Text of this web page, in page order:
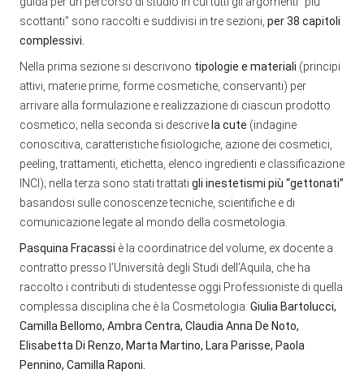
scottanti” sono raccolti e suddivisi in tre sezioni, per 38 capitoli
complessivi.
Nella prima sezione si descrivono tipologie e materiali (principi
attivi, materie prime, forme cosmetiche, conservanti) per
arrivare alla formulazione e realizzazione di ciascun prodotto
cosmetico; nella seconda si descrive la cute (indagine
conoscitiva, caratteristiche fisiologiche, azione dei cosmetici,
peeling, trattamenti, etichetta, elenco ingredienti e classificazione
INCI); nella terza sono stati trattati gli inestetismi più “gettonati”
basandosi sulle conoscenze tecniche, scientifiche e di
comunicazione legate al mondo della cosmetologia.
Pasquina Fracassi è la coordinatrice del volume, ex docente a
contratto presso l’Università degli Studi dell’Aquila, che ha
raccolto i contributi di studentesse oggi Professioniste di quella
complessa disciplina che è la Cosmetologia: Giulia Bartolucci,
Camilla Bellomo, Ambra Centra, Claudia Anna De Noto,
Elisabetta Di Renzo, Marta Martino, Lara Parisse, Paola
Pennino, Camilla Raponi.